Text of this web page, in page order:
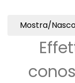
Mostra/